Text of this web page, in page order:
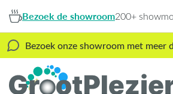
Bezoek de showroom200+
Bezoek onze showroom met meer